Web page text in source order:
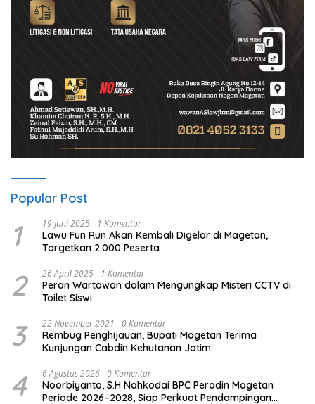
Popular Post
1 19 Juni 2025 1 Komentar
Lawu Fun Run Akan Kembali Digelar di Magetan,
Targetkan 2.000 Peserta
2 26 April 2025 1 Komentar
Peran Wartawan dalam Mengungkap Misteri CCTV di
Toilet Siswi
3 22 November 2021 0 Komentar
Rembug Penghijauan, Bupati Magetan Terima
Kunjungan Cabdin Kehutanan Jatim
4 6 Agustus 2026 0 Komentar
Noorbiyanto, S.H Nahkodai BPC Peradin Magetan
Periode 2026–2028, Siap Perkuat Pendampingan